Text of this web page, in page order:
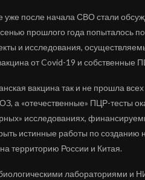
уже после начала СВО стали
прошлого года попыталось
и исследования,
от Covid-19 и собственные
вакцина так и не прошла
а «отечественные» ПЦР-тесты
исследованиях,
истинные работы по созданию
территорию России и Китая.
лабораториями и